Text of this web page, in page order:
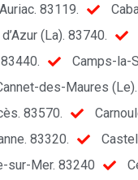
83119.
(La). 83740.
Camps-la-
des-Maures
83570.
83320.
sur-Mer. 83240